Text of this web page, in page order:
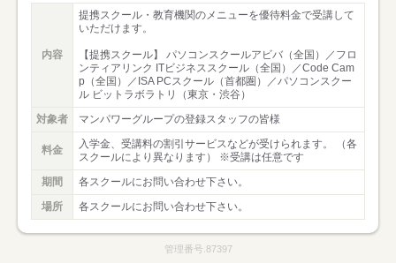
内容
提携スクール・教育機関のメニューを優待料金で受講して
いただけます。
【提携スクール】 パソコンスクールアビバ（全国）／フロ
ンティアリンク ITビジネススクール（全国）／Code Cam
p（全国）／ISA PCスクール（首都圏）／パソコンスクー
ル ビットラボラトリ（東京・渋谷）
対象者
マンパワーグループの登録スタッフの皆様
料金
入学金、受講料の割引サービスなどが受けられます。 （各
スクールにより異なります） ※受講は任意です
期間
各スクールにお問い合わせ下さい。
場所
各スクールにお問い合わせ下さい。
管理番号.87397